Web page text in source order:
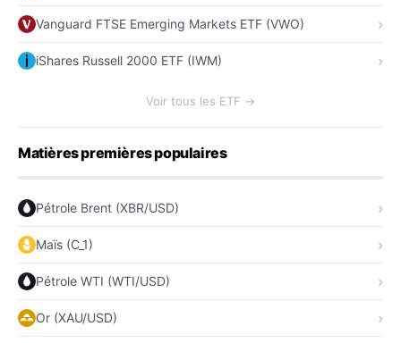
Vanguard FTSE Emerging Markets ETF (VWO)
iShares Russell 2000 ETF (IWM)
Voir tous les ETF →
Matières premières populaires
Pétrole Brent (XBR/USD)
Maïs (C_1)
Pétrole WTI (WTI/USD)
Or (XAU/USD)